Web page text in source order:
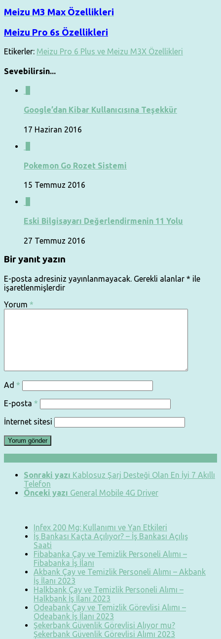
Meizu M3 Max Özellikleri
Meizu Pro 6s Özellikleri
Etikerler: Meizu Pro 6 Plus ve Meizu M3X Özellikleri
Sevebilirsin...
Google’dan Kibar Kullanıcısına Teşekkür
17 Haziran 2016
Pokemon Go Rozet Sistemi
15 Temmuz 2016
Eski Bilgisayarı Değerlendirmenin 11 Yolu
27 Temmuz 2016
Bir yanıt yazın
E-posta adresiniz yayınlanmayacak. Gerekli alanlar * ile
işaretlenmişlerdir
Yorum *
Ad *
E-posta *
İnternet sitesi
Sonraki yazı Kablosuz Şarj Desteği Olan En İyi 7 Akıllı
Telefon
Önceki yazı General Mobile 4G Driver
Infex 200 Mg: Kullanımı ve Yan Etkileri
İş Bankası Kaçta Açılıyor? – İş Bankası Açılış
Saati
Fibabanka Çay ve Temizlik Personeli Alımı –
Fibabanka İş İlanı
Akbank Çay ve Temizlik Personeli Alımı – Akbank
İş İlanı 2023
Halkbank Çay ve Temizlik Personeli Alımı –
Halkbank İş İlanı 2023
Odeabank Çay ve Temizlik Görevlisi Alımı –
Odeabank İş İlanı 2023
Şekerbank Güvenlik Görevlisi Alıyor mu?
Şekerbank Güvenlik Görevlisi Alımı 2023